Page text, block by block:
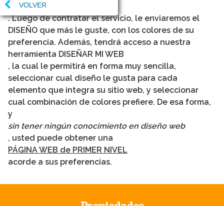
VOLVER
diseños son de ejemplo
. Luego de contratar el servicio, le enviaremos el
DISEÑO que más le guste, con los colores de su
preferencia. Además, tendrá acceso a nuestra
herramienta DISEÑAR MI WEB
, la cual le permitirá en forma muy sencilla,
seleccionar cual diseño le gusta para cada
elemento que integra su sitio web, y seleccionar
cual combinación de colores prefiere. De esa forma,
y
sin tener ningún conocimiento en diseño web
, usted puede obtener una
PÁGINA WEB de PRIMER NIVEL
acorde a sus preferencias.